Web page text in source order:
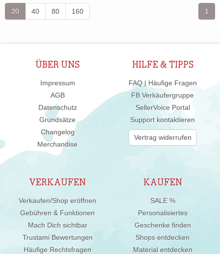
20 40 80 160 1
ÜBER UNS
Impressum
AGB
Datenschutz
Grundsätze
Changelog
Merchandise
HILFE & TIPPS
FAQ | Häufige Fragen
FB Verkäufergruppe
SellerVoice Portal
Support kontaktieren
Vertrag widerrufen
VERKAUFEN
Verkaufen/Shop eröffnen
Gebühren & Funktionen
Mach Dich sichtbar
Trustami Bewertungen
Häufige Rechtsfragen
KAUFEN
SALE %
Personalisiertes
Geschenke finden
Shops entdecken
Material entdecken